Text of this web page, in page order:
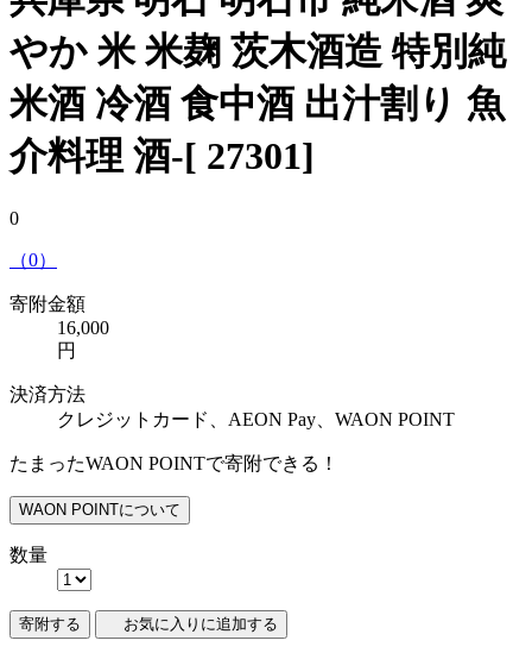
やか 米 米麹 茨木酒造 特別純
米酒 冷酒 食中酒 出汁割り 魚
介料理 酒-[ 27301]
0
（0）
寄附金額
16,000
円
決済方法
クレジットカード、AEON Pay、WAON POINT
たまったWAON POINTで寄附できる！
WAON POINTについて
数量
寄附する お気に入りに追加する